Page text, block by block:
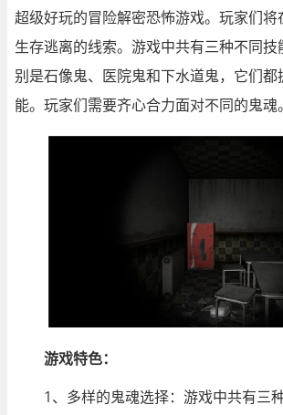
超级好玩的冒险解密恐怖游戏。玩家们
生存逃离的线索。游戏中共有三种不同
别是石像鬼、医院鬼和下水道鬼，它们
能。玩家们需要齐心合力面对不同的鬼魂。
游戏特色：
1、多样的鬼魂选择：游戏中共有三